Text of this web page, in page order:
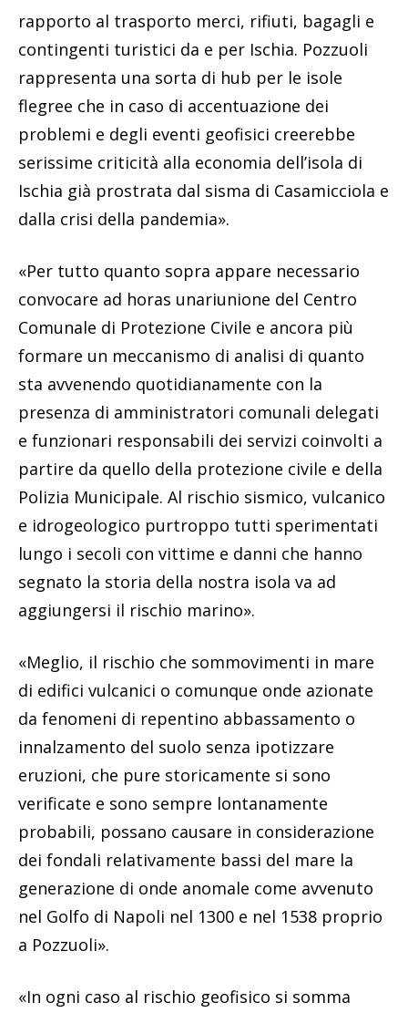
rapporto al trasporto merci, rifiuti, bagagli e
contingenti turistici da e per Ischia. Pozzuoli
rappresenta una sorta di hub per le isole
flegree che in caso di accentuazione dei
problemi e degli eventi geofisici creerebbe
serissime criticità alla economia dell’isola di
Ischia già prostrata dal sisma di Casamicciola e
dalla crisi della pandemia».
«Per tutto quanto sopra appare necessario
convocare ad horas unariunione del Centro
Comunale di Protezione Civile e ancora più
formare un meccanismo di analisi di quanto
sta avvenendo quotidianamente con la
presenza di amministratori comunali delegati
e funzionari responsabili dei servizi coinvolti a
partire da quello della protezione civile e della
Polizia Municipale. Al rischio sismico, vulcanico
e idrogeologico purtroppo tutti sperimentati
lungo i secoli con vittime e danni che hanno
segnato la storia della nostra isola va ad
aggiungersi il rischio marino».
«Meglio, il rischio che sommovimenti in mare
di edifici vulcanici o comunque onde azionate
da fenomeni di repentino abbassamento o
innalzamento del suolo senza ipotizzare
eruzioni, che pure storicamente si sono
verificate e sono sempre lontanamente
probabili, possano causare in considerazione
dei fondali relativamente bassi del mare la
generazione di onde anomale come avvenuto
nel Golfo di Napoli nel 1300 e nel 1538 proprio
a Pozzuoli».
«In ogni caso al rischio geofisico si somma